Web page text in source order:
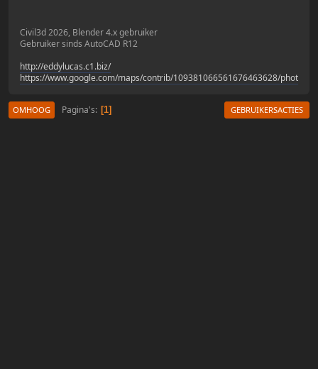
Civil3d 2026, Blender 4.x gebruiker
Gebruiker sinds AutoCAD R12
http://eddylucas.c1.biz/
https://www.google.com/maps/contrib/109381066561676463628/photos/
OMHOOG Pagina's 1 GEBRUIKERSACTIES